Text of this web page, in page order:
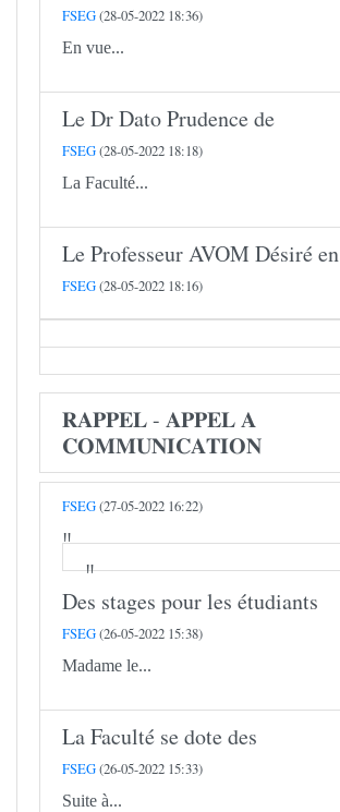
FSEG(28-05-2022 18:36)
En vue...
Le Dr Dato Prudence de
FSEG(28-05-2022 18:18)
La Faculté...
Le Professeur AVOM Désiré en
FSEG(28-05-2022 18:16)
𝐑𝐀𝐏𝐏𝐄𝐋 - 𝐀𝐏𝐏𝐄𝐋 𝐀
𝐂𝐎𝐌𝐌𝐔𝐍𝐈𝐂𝐀𝐓𝐈𝐎𝐍
FSEG(27-05-2022 16:22)
Des stages pour les étudiants
FSEG(26-05-2022 15:38)
Madame le...
La Faculté se dote des
FSEG(26-05-2022 15:33)
Suite à...